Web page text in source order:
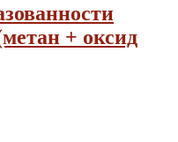
+ оксид